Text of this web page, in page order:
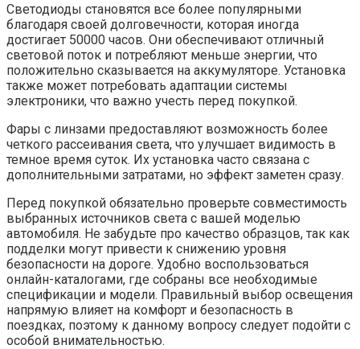
Светодиоды становятся все более популярными
благодаря своей долговечности, которая иногда
достигает 50000 часов. Они обеспечивают отличный
световой поток и потребляют меньше энергии, что
положительно сказывается на аккумуляторе. Установка
также может потребовать адаптации системы
электроники, что важно учесть перед покупкой.
Фары с линзами предоставляют возможность более
четкого рассеивания света, что улучшает видимость в
темное время суток. Их установка часто связана с
дополнительными затратами, но эффект заметен сразу.
Перед покупкой обязательно проверьте совместимость
выбранных источников света с вашей моделью
автомобиля. Не забудьте про качество образцов, так как
подделки могут привести к снижению уровня
безопасности на дороге. Удобно воспользоваться
онлайн-каталогами, где собраны все необходимые
спецификации и модели. Правильный выбор освещения
напрямую влияет на комфорт и безопасность в
поездках, поэтому к данному вопросу следует подойти с
особой внимательностью.